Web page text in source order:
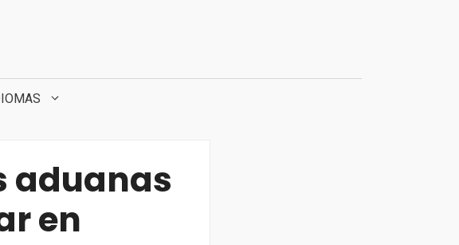
aduanas
en